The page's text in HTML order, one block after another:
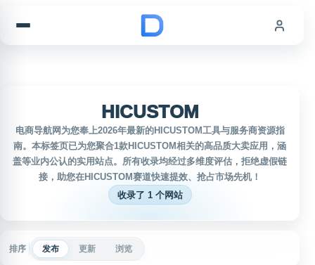
HICUSTOM
电商导航网为您奉上2026年最新的HICUSTOM工具与服务商资源指
南。本标签页已为您聚合1款HICUSTOM相关的高品质大卖应用，涵
盖等业内公认的实用站点。所有收录均经过多维度评估，拒绝虚假链
接，助您在HICUSTOM赛道快速提效、抢占市场先机！
收录了 1 个网站
排序 发布 更新 浏览